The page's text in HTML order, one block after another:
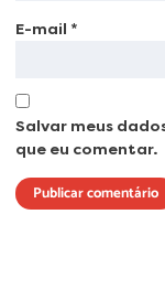
E-mail *
Salvar meus
que eu comentar.